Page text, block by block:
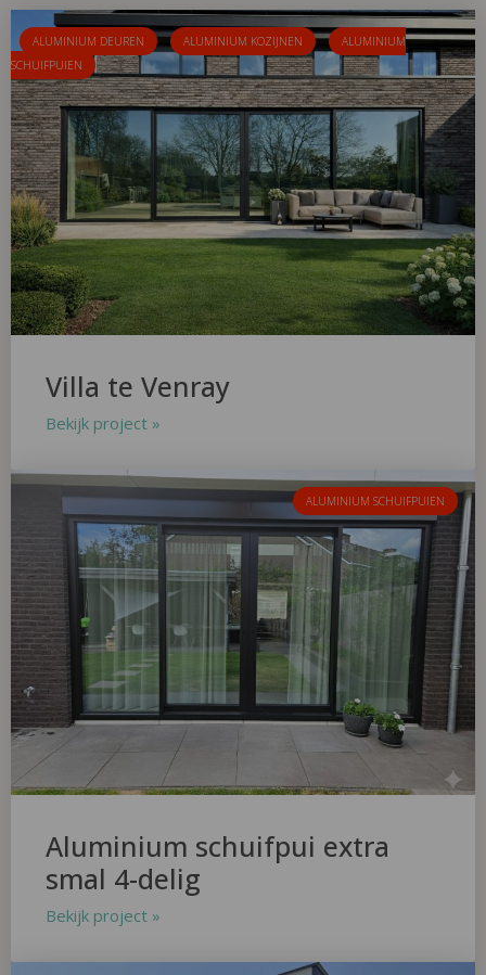
ALUMINIUM DEUREN ALUMINIUM KOZIJNEN
ALUMINIUM
SCHUIFPUIEN
Villa te Venray
Bekijk project »
ALUMINIUM SCHUIFPUIEN
Aluminium schuifpui extra
smal 4-delig
Bekijk project »